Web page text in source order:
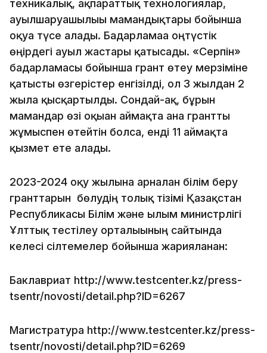
техникалық, ақпараттық технологиялар,
ауылшаруашылығы мамандықтары бойынша
оқуға түсе алады. Бағдарламаға оңтүстік
өңірдегі ауыл жастары қатысады. «Серпін»
бағдарламасы бойынша грант өтеу мерзіміне
қатысты өзгерістер енгізілді, ол 3 жылдан 2
жылға қысқартылды. Сондай-ақ, бұрын
мамандар өзі оқыған аймақта ғана грантты
жұмыспен өтейтін болса, енді 11 аймақта
қызмет ете алады.
2023-2024 оқу жылына арналған білім беру
гранттарын бөлудің толық тізімі Қазақстан
Республикасы Білім және ғылым министрлігі
Ұлттық тестілеу орталығының сайтында
келесі сілтемелер бойынша жарияланған:
Баклавриат http://www.testcenter.kz/press-
tsentr/novosti/detail.php?ID=6267
Магистратура http://www.testcenter.kz/press-
tsentr/novosti/detail.php?ID=6269